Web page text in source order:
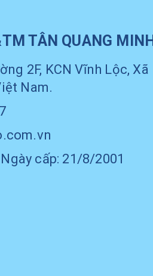
TÂN QUANG MINH
2F, KCN Vĩnh Lộc, Xã
Nam.
cấp: 21/8/2001